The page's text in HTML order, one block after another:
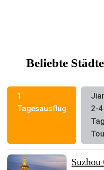
Beliebte
1
Tagesausflug
2-4
Suzhou